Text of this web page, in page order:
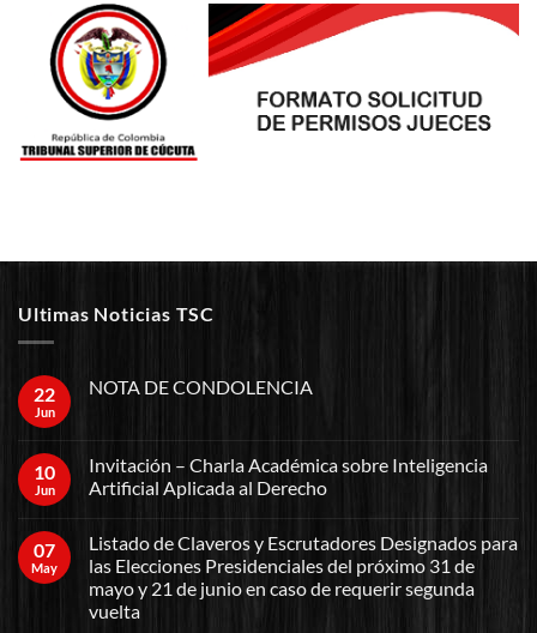
Ultimas Noticias TSC
22
Jun
NOTA DE CONDOLENCIA
10
Jun
Invitación – Charla Académica sobre Inteligencia
Artificial Aplicada al Derecho
07
May
Listado de Claveros y Escrutadores Designados para
las Elecciones Presidenciales del próximo 31 de
mayo y 21 de junio en caso de requerir segunda
vuelta